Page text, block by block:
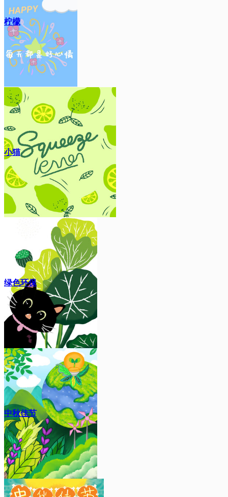
柠檬
小猫
绿色环保
中秋佳节